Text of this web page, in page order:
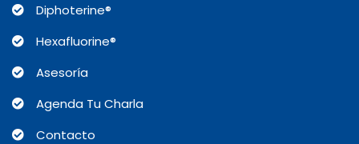
Diphoterine®
Hexafluorine®
Asesoría
Agenda Tu Charla
Contacto